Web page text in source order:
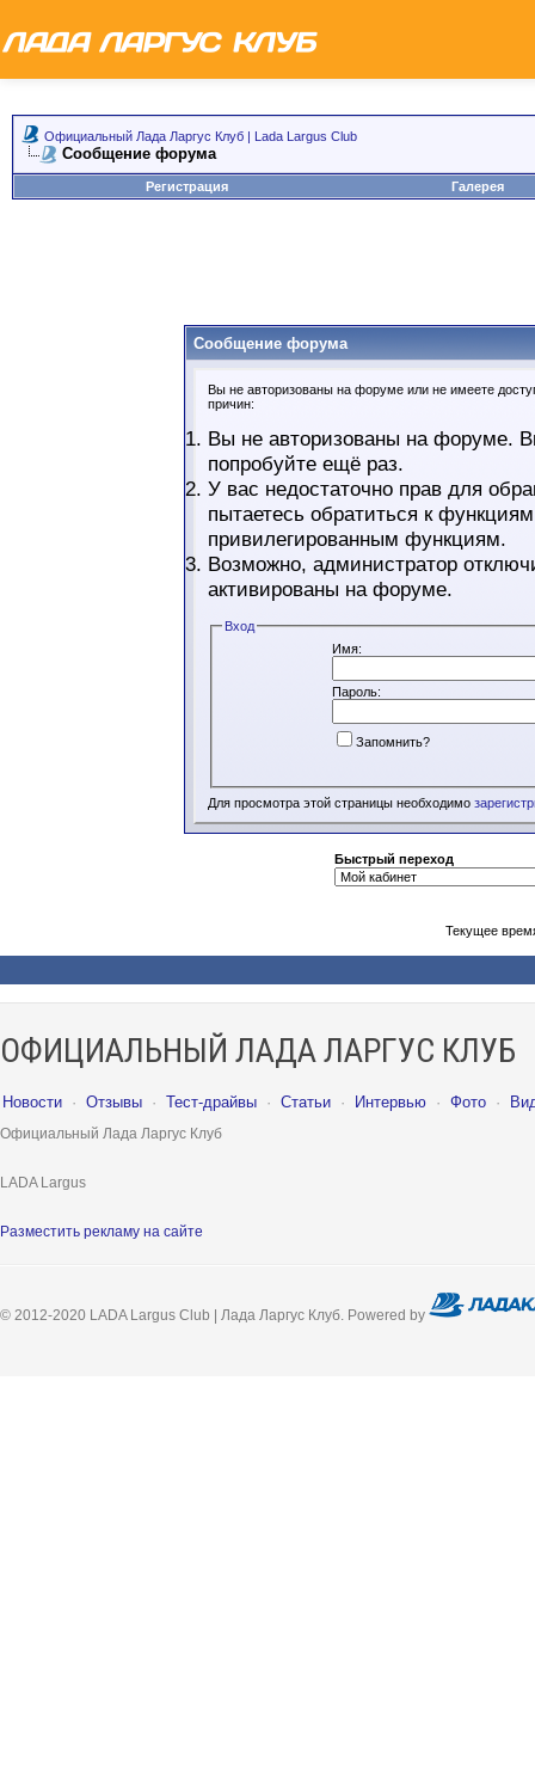
Официальный Лада Ларгус Клуб | Lada Largus Club
Сообщение форума
Регистрация Галерея
Сообщение форума
Вы не авторизованы на форуме или не имеете
причин:
Вы не авторизованы на форуме.
попробуйте ещё раз.
У вас недостаточно прав для
пытаетесь обратиться к
привилегированным функциям.
Возможно, администратор
активированы на форуме.
Вход
Имя:
Пароль:
Запомнить?
Для просмотра этой страницы необходимо
Быстрый переход
Текущее
ОФИЦИАЛЬНЫЙ ЛАДА ЛАРГУС КЛУБ
Новости · Отзывы · Тест-драйвы · Статьи · Интервью · Фото ·
Официальный Лада Ларгус Клуб
LADA Largus
Разместить рекламу на сайте
© 2012-2020 LADA Largus Club | Лада Ларгус Клуб. Powered by